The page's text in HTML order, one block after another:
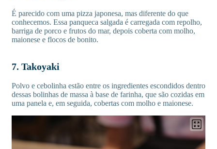
É parecido com uma pizza japonesa, mas diferente do que
conhecemos. Essa panqueca salgada é carregada com repolho,
barriga de porco e frutos do mar, depois coberta com molho,
maionese e flocos de bonito.
7. Takoyaki
Polvo e cebolinha estão entre os ingredientes escondidos dentro
dessas bolinhas de massa à base de farinha, que são cozidas em
uma panela e, em seguida, cobertas com molho e maionese.